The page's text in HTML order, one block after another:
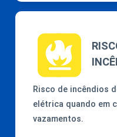
Risco de incêndios
elétrica quando em
vazamentos.